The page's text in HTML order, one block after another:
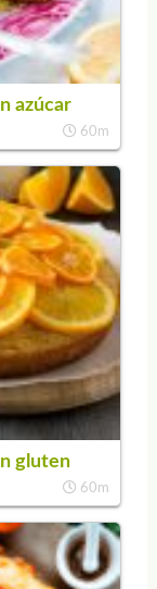
azúcar
60m
gluten
60m